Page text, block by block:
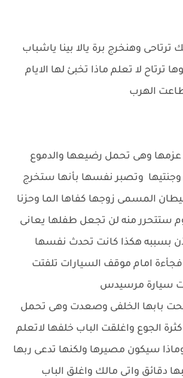
ترتاحى وهنخرج برة يالا بينا ياشباب
ترتاح لا تعلم ماذا تخبئ لها الايام
الهرب
وهى تحمل رضيعها والدموع
وجنتيها وتصبر نفسها بأنها ستخرج
المسمى زوجها كفاها الما وحزنا
ستتحرر منه لن تجعل طفلها يعانى
بسببه هكذا كانت تحدث نفسها
امام موقف السيارات تلفتت
سيارة مرسيدس
بابها الخلفى وصعدت وهى تحمل
الجوع واغلقت الباب خلفها لاتعلم
سيكون مصيرها ولكنها تدعى ربها
دقائق واتى مالك واغلق الباب